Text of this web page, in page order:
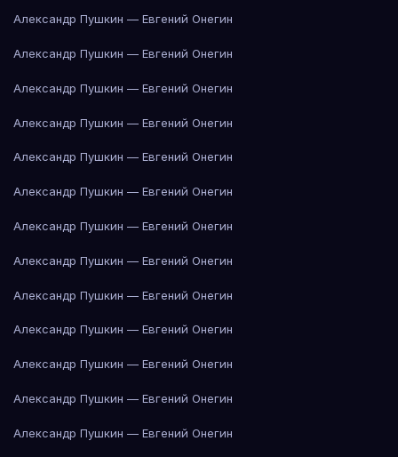
Александр Пушкин — Евгений Онегин
Александр Пушкин — Евгений Онегин
Александр Пушкин — Евгений Онегин
Александр Пушкин — Евгений Онегин
Александр Пушкин — Евгений Онегин
Александр Пушкин — Евгений Онегин
Александр Пушкин — Евгений Онегин
Александр Пушкин — Евгений Онегин
Александр Пушкин — Евгений Онегин
Александр Пушкин — Евгений Онегин
Александр Пушкин — Евгений Онегин
Александр Пушкин — Евгений Онегин
Александр Пушкин — Евгений Онегин